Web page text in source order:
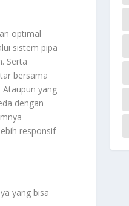
optimal
sistem pipa
Serta
bersama
yang
dengan
responsif
yang bisa